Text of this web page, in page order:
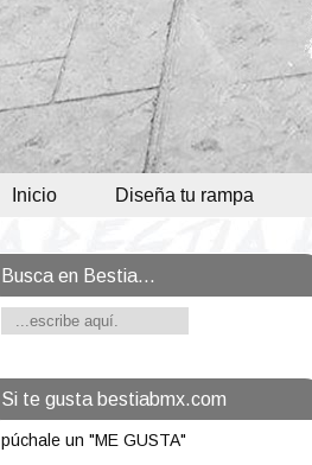
Inicio Diseña tu rampa
Busca en Bestia...
Si te gusta bestiabmx.com
púchale un "ME GUSTA"